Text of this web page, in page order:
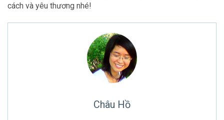
cách và yêu thương nhé!
Châu Hồ